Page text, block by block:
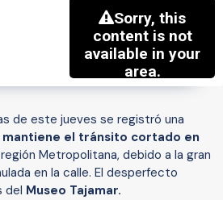
de este jueves se registró una
el tránsito cortado en
Metropolitana, debido a la gran
en la calle. El desperfecto
del Museo Tajamar.